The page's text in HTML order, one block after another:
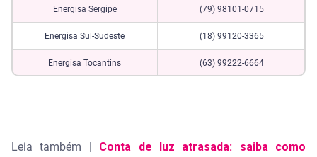
Energisa Sergipe (79) 98101-0715
Energisa Sul-Sudeste (18) 99120-3365
Energisa Tocantins (63) 99222-6664
Leia também | Conta de luz atrasada: saiba como